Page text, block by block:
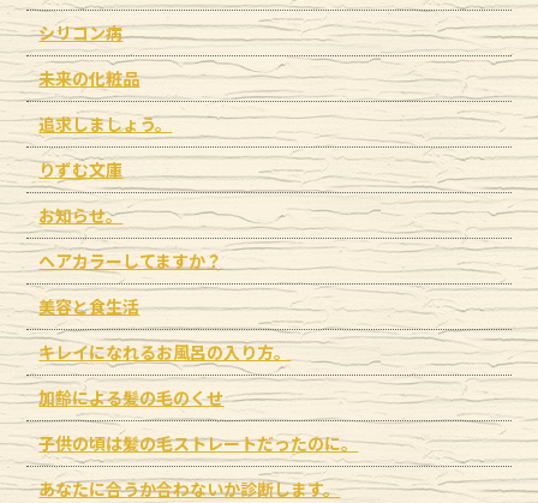
シリコン病
未来の化粧品
追求しましょう。
りずむ文庫
お知らせ。
ヘアカラーしてますか？
美容と食生活
キレイになれるお風呂の入り方。
加齢による髪の毛のくせ
子供の頃は髪の毛ストレートだったのに。
あなたに合うか合わないか診断します。